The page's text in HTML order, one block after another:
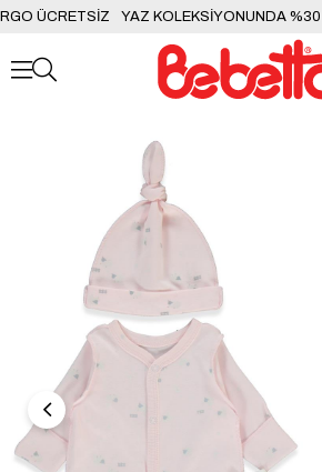
ÜCRETSİZ YAZ KOLEKSİYONUNDA %30